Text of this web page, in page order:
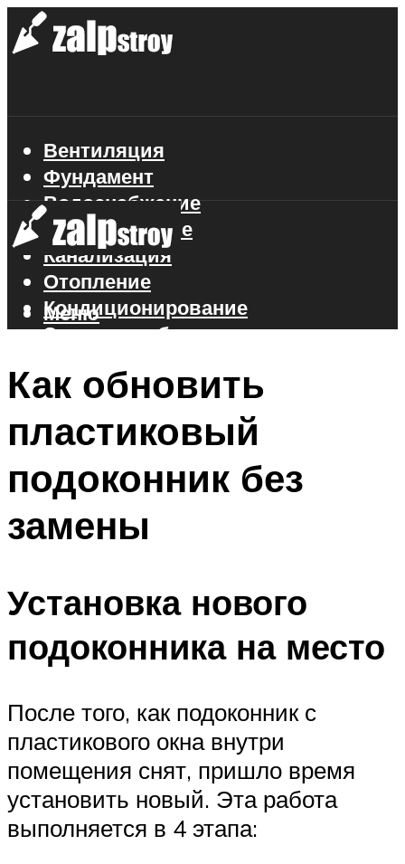
Вентиляция
Фундамент
Водоснабжение
Газоснабжение
Канализация
Отопление
Кондиционирование
Электроснабжение
Меню
Меню
Как обновить
пластиковый
подоконник без
замены
Установка нового
подоконника на место
После того, как подоконник с
пластикового окна внутри
помещения снят, пришло время
установить новый. Эта работа
выполняется в 4 этапа: